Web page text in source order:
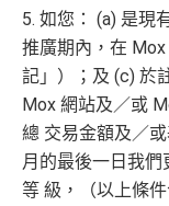
里先
生額
外獎
賞
（要
填表
→M
rMil
簽夠
5. 如您： (a) 是現
推廣期內，在
記」）；及 (c) 於
Mox 網站及／或
總 交易金額及／
月的最後一日我
等 級，（以上條